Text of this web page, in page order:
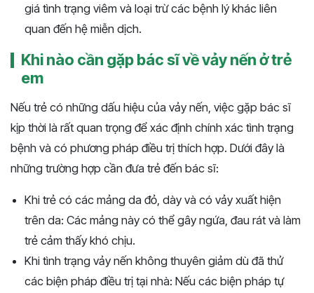
giá tình trạng viêm và loại trừ các bệnh lý khác liên
quan đến hệ miễn dịch.
Khi nào cần gặp bác sĩ về vảy nến ở trẻ
em
Nếu trẻ có những dấu hiệu của vảy nến, việc gặp bác sĩ
kịp thời là rất quan trọng để xác định chính xác tình trạng
bệnh và có phương pháp điều trị thích hợp. Dưới đây là
những trường hợp cần đưa trẻ đến bác sĩ:
Khi trẻ có các mảng da đỏ, dày và có vảy xuất hiện
trên da: Các mảng này có thể gây ngứa, đau rát và làm
trẻ cảm thấy khó chịu.
Khi tình trạng vảy nến không thuyên giảm dù đã thử
các biện pháp điều trị tại nhà: Nếu các biện pháp tự